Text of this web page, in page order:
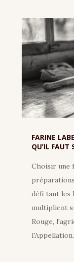
FARINE
QU’IL FAUT
Choisir une
défi tant les
multiplient
Rouge,